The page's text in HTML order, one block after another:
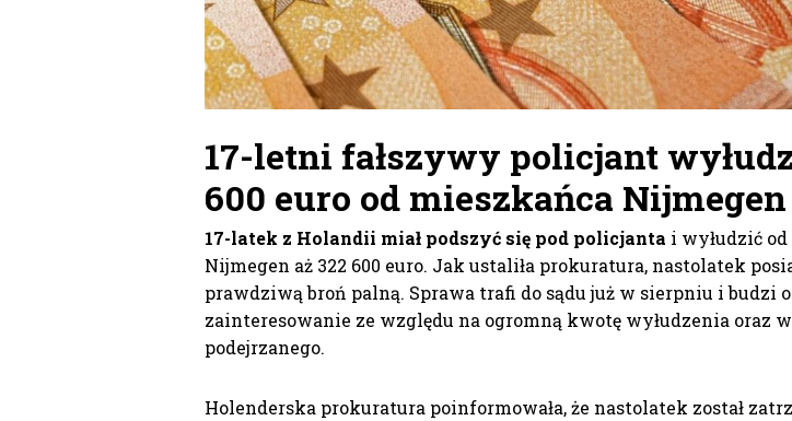
17-letni fałszywy policjant
600 euro od mieszkańca Nijmegen
17-latek z Holandii miał podszyć się pod policjanta i wyłudzić
Nijmegen aż 322 600 euro. Jak ustaliła prokuratura, nastolatek
prawdziwą broń palną. Sprawa trafi do sądu już w sierpniu i budzi
zainteresowanie ze względu na ogromną kwotę wyłudzenia oraz
podejrzanego.
Holenderska prokuratura poinformowała, że nastolatek został